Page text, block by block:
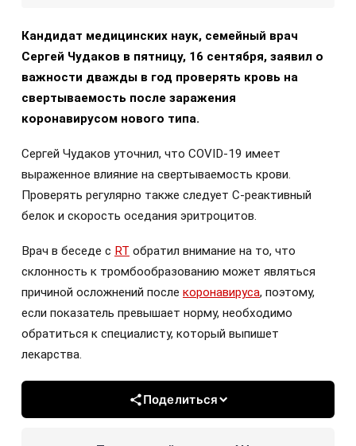
Кандидат медицинских наук, семейный врач
Сергей Чудаков в пятницу, 16 сентября, заявил о
важности дважды в год проверять кровь на
свертываемость после заражения
коронавирусом нового типа.
Сергей Чудаков уточнил, что COVID-19 имеет
выраженное влияние на свертываемость крови.
Проверять регулярно также следует С-реактивный
белок и скорость оседания эритроцитов.
Врач в беседе с RT обратил внимание на то, что
склонность к тромбообразованию может являться
причиной осложнений после коронавируса, поэтому,
если показатель превышает норму, необходимо
обратиться к специалисту, который выпишет
лекарства.
Поделиться